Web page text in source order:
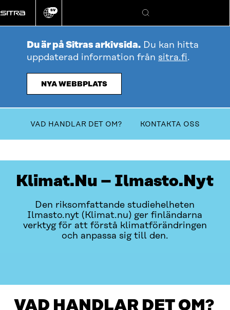
direkt
till
Ändra
språk
SV
Sök
Du är på Sitras arkivsida. Du kan hitta
uppdaterad information från sitra.fi.
NYA WEBBPLATS
Klimat.Nu – Ilmasto.Nyt
Den riksomfattande studiehelheten
Ilmasto.nyt (Klimat.nu) ger finländarna
verktyg för att förstå klimatförändringen
och anpassa sig till den.
Innehållsförteckning
VAD HANDLAR DET OM? KONTAKTA OSS
VAD HANDLAR DET OM?